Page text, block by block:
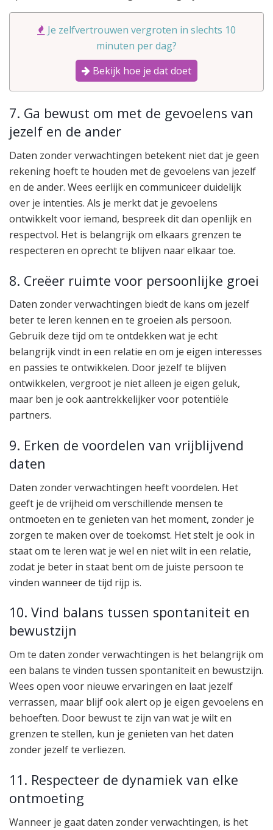
Je zelfvertrouwen vergroten in slechts 10
minuten per dag?
Bekijk hoe je dat doet
7. Ga bewust om met de gevoelens van
jezelf en de ander
Daten zonder verwachtingen betekent niet dat je geen
rekening hoeft te houden met de gevoelens van jezelf
en de ander. Wees eerlijk en communiceer duidelijk
over je intenties. Als je merkt dat je gevoelens
ontwikkelt voor iemand, bespreek dit dan openlijk en
respectvol. Het is belangrijk om elkaars grenzen te
respecteren en oprecht te blijven naar elkaar toe.
8. Creëer ruimte voor persoonlijke groei
Daten zonder verwachtingen biedt de kans om jezelf
beter te leren kennen en te groeien als persoon.
Gebruik deze tijd om te ontdekken wat je echt
belangrijk vindt in een relatie en om je eigen interesses
en passies te ontwikkelen. Door jezelf te blijven
ontwikkelen, vergroot je niet alleen je eigen geluk,
maar ben je ook aantrekkelijker voor potentiële
partners.
9. Erken de voordelen van vrijblijvend
daten
Daten zonder verwachtingen heeft voordelen. Het
geeft je de vrijheid om verschillende mensen te
ontmoeten en te genieten van het moment, zonder je
zorgen te maken over de toekomst. Het stelt je ook in
staat om te leren wat je wel en niet wilt in een relatie,
zodat je beter in staat bent om de juiste persoon te
vinden wanneer de tijd rijp is.
10. Vind balans tussen spontaniteit en
bewustzijn
Om te daten zonder verwachtingen is het belangrijk om
een balans te vinden tussen spontaniteit en bewustzijn.
Wees open voor nieuwe ervaringen en laat jezelf
verrassen, maar blijf ook alert op je eigen gevoelens en
behoeften. Door bewust te zijn van wat je wilt en
grenzen te stellen, kun je genieten van het daten
zonder jezelf te verliezen.
11. Respecteer de dynamiek van elke
ontmoeting
Wanneer je gaat daten zonder verwachtingen, is het